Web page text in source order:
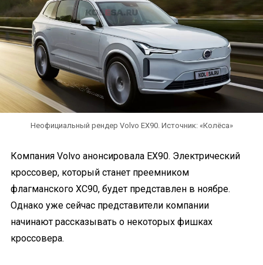
Неофициальный рендер Volvo EX90. Источник: «Колёса»
Компания Volvo анонсировала EX90. Электрический
кроссовер, который станет преемником
флагманского XC90, будет представлен в ноябре.
Однако уже сейчас представители компании
начинают рассказывать о некоторых фишках
кроссовера.